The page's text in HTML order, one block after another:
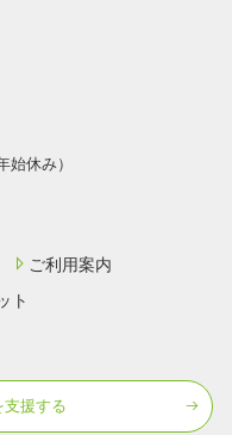
始休み）
ご利用案内
ト
⽀援する